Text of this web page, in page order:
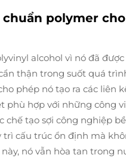
chuẩn polymer
alcohol vì nó đã
thận trong suốt quá
phép nó tạo ra các liên
phù hợp với những công
tạo sợi công nghiệp
trì cấu trúc ổn định mà
nó vẫn hòa tan trong